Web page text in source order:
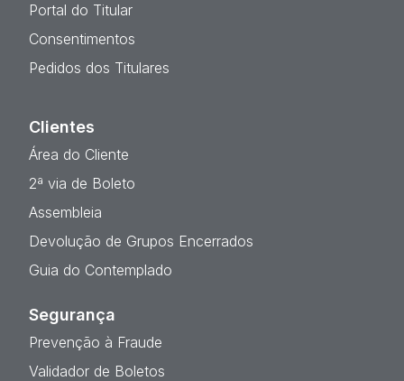
Portal do Titular
Consentimentos
Pedidos dos Titulares
Clientes
Área do Cliente
2ª via de Boleto
Assembleia
Devolução de Grupos Encerrados
Guia do Contemplado
Segurança
Prevenção à Fraude
Validador de Boletos